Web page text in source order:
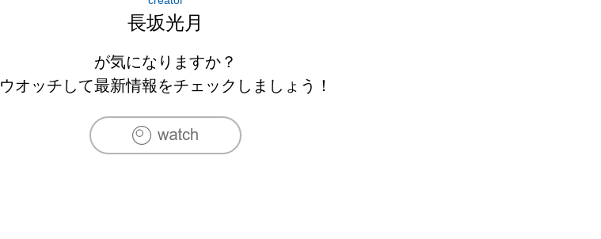
長坂光月
が気になりますか？
ウオッチして最新情報をチェックしましょう！